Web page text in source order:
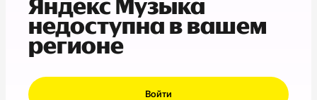
Яндекс Музыка
недоступна в вашем
регионе
Войти